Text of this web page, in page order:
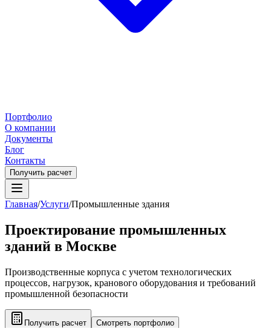
Портфолио
О компании
Документы
Блог
Контакты
Получить расчет
Главная/Услуги/Промышленные здания
Проектирование промышленных
зданий в Москве
Производственные корпуса с учетом технологических
процессов, нагрузок, кранового оборудования и требований
промышленной безопасности
Получить расчет Смотреть портфолио